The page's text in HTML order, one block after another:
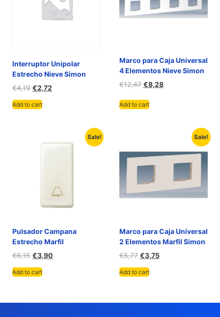
Interruptor Unipolar
Estrecho Nieve Simon
€4,19 €2,72
Add to cart
Marco para Caja Universal
4 Elementos Nieve Simon
€12,47 €8,28
Add to cart
Sale!
Pulsador Campana
Estrecho Marfil
€6,15 €3,90
Add to cart
Sale!
Marco para Caja Universal
2 Elementos Marfil Simon
€5,77 €3,75
Add to cart